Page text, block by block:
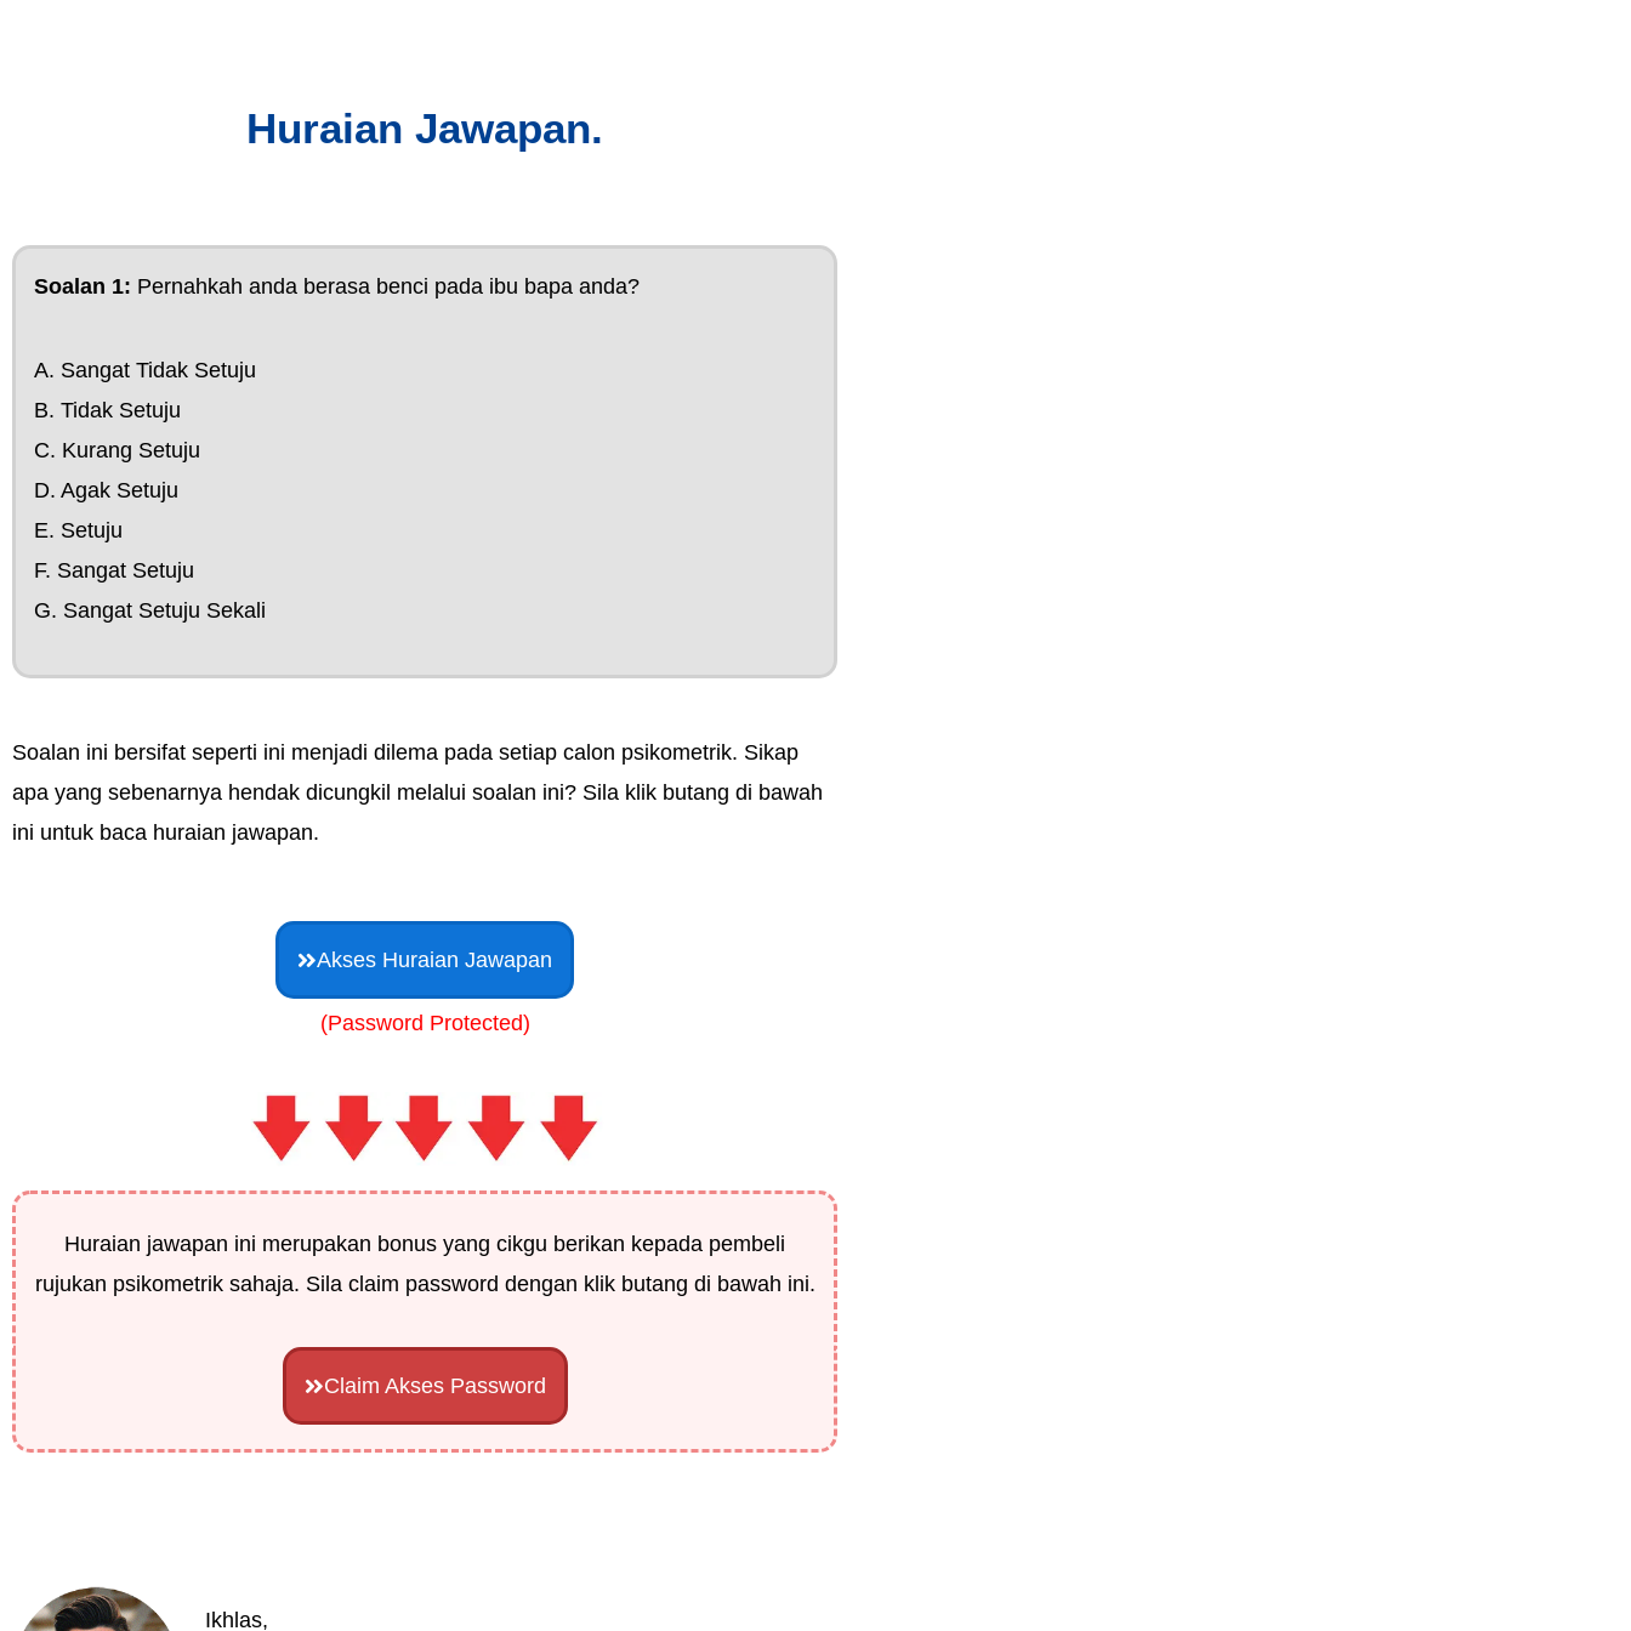
Huraian Jawapan.
Soalan 1: Pernahkah anda berasa benci pada ibu bapa anda?
A. Sangat Tidak Setuju
B. Tidak Setuju
C. Kurang Setuju
D. Agak Setuju
E. Setuju
F. Sangat Setuju
G. Sangat Setuju Sekali
Soalan ini bersifat seperti ini menjadi dilema pada setiap calon psikometrik. Sikap
apa yang sebenarnya hendak dicungkil melalui soalan ini? Sila klik butang di bawah
ini untuk baca huraian jawapan.
Akses Huraian Jawapan
(Password Protected)
Huraian jawapan ini merupakan bonus yang cikgu berikan kepada pembeli
rujukan psikometrik sahaja. Sila claim password dengan klik butang di bawah ini.
Claim Akses Password
Ikhlas,